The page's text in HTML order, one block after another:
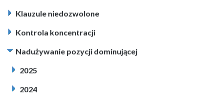
Klauzule niedozwolone
Kontrola koncentracji
Nadużywanie pozycji dominującej
2025
2024